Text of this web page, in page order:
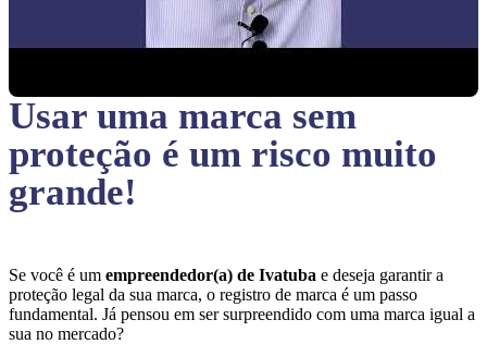
Usar uma marca sem
proteção é um risco muito
grande!
Se você é um empreendedor(a) de Ivatuba e deseja garantir a
proteção legal da sua marca, o registro de marca é um passo
fundamental. Já pensou em ser surpreendido com uma marca igual a
sua no mercado?